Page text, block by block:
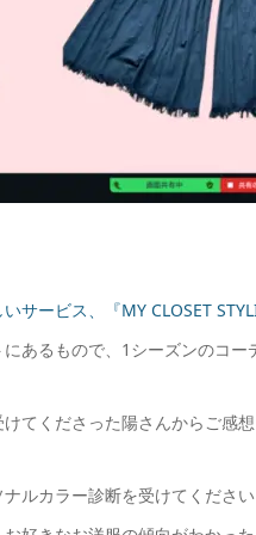
サービス、『MY CLOSET
あるもので、1シーズンのコ
てくださった陽さんからご感
ルカラー診断を受けてくださ